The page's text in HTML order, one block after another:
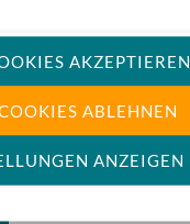
AKZEPTIEREN
ABLEHNEN
ANZEIGEN